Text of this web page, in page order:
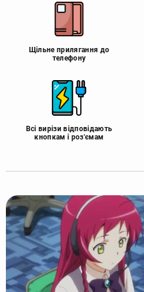
Щільне прилягання до
телефону
Всі вирізи відповідають
кнопкам і роз'ємам